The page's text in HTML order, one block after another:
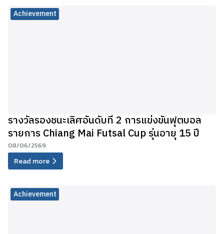
Achievement
รางวัลรองชนะเลิศอันดับที่ 2 การแข่งขันฟุตบอล
รายการ Chiang Mai Futsal Cup รุ่นอายุ 15 ปี
08/06/2569
Read more
Achievement